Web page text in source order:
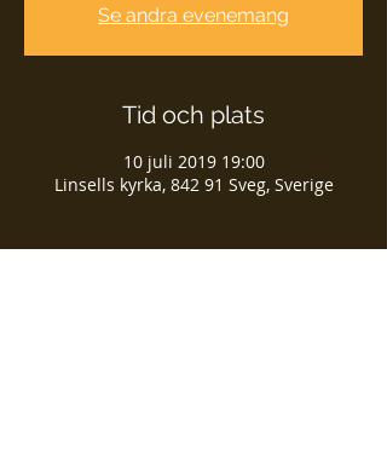
Se andra evenemang
Tid och plats
10 juli 2019 19:00
Linsells kyrka, 842 91 Sveg, Sverige